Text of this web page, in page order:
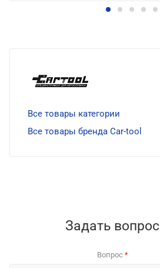
Все товары категории
Все товары бренда Car-tool
Задать вопрос
Вопрос *